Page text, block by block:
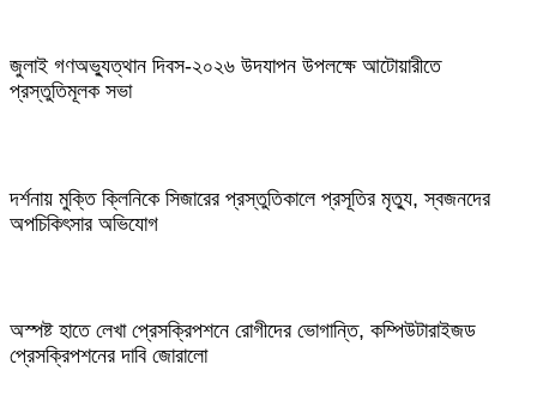
জুলাই গণঅভ্যুত্থান দিবস-২০২৬ উদযাপন উপলক্ষে আটোয়ারীতে
প্রস্তুতিমূলক সভা
দর্শনায় মুক্তি ক্লিনিকে সিজারের প্রস্তুতিকালে প্রসূতির মৃত্যু, স্বজনদের
অপচিকিৎসার অভিযোগ
অস্পষ্ট হাতে লেখা প্রেসক্রিপশনে রোগীদের ভোগান্তি, কম্পিউটারাইজড
প্রেসক্রিপশনের দাবি জোরালো